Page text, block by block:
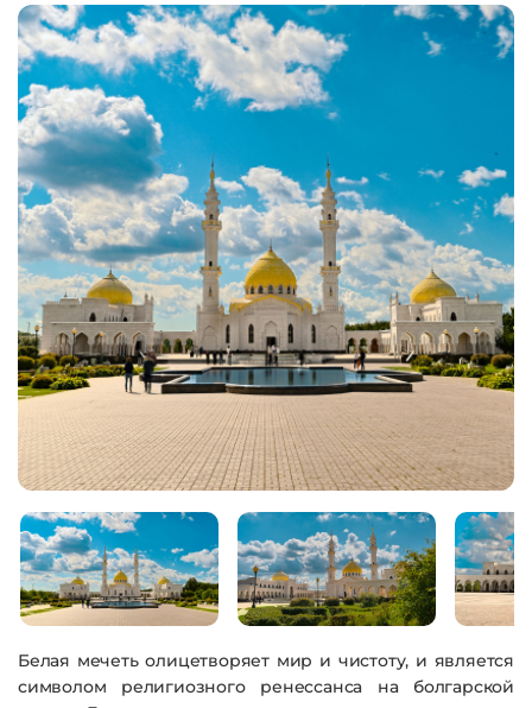
Белая мечеть олицетворяет мир и чистоту, и является
символом религиозного ренессанса на болгарской